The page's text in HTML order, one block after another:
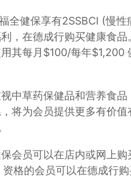
全健保享有2SSBCI (慢
，在德成行购买健康食
其每月$100/每年$1,200
视中草药保健品和营养食
将为会员提供更多有价
会员可以在店内或网上
格的会员可以在德成行购